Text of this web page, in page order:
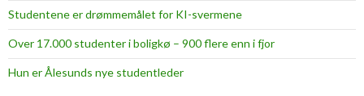
p
i
r
i
Studentene er drømmemålet for KI-svermene
Over 17.000 studenter i boligkø – 900 flere enn i fjor
Hun er Ålesunds nye studentleder